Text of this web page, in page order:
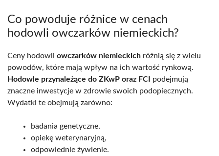
Co powoduje różnice w cenach
hodowli owczarków niemieckich?
Ceny hodowli owczarków niemieckich różnią się z wielu
powodów, które mają wpływ na ich wartość rynkową.
Hodowle przynależące do ZKwP oraz FCI
podejmują
znaczne inwestycje w zdrowie swoich podopiecznych.
Wydatki te obejmują zarówno:
badania genetyczne,
opiekę weterynaryjną,
odpowiednie żywienie.